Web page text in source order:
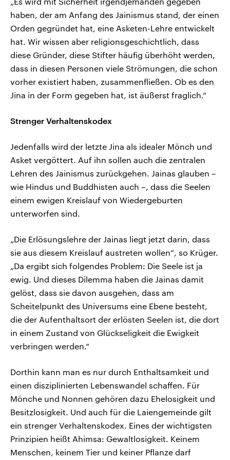
haben, der am Anfang des Jainismus stand, der einen
Orden gegründet hat, eine Asketen-Lehre entwickelt
hat. Wir wissen aber religionsgeschichtlich, dass
diese Gründer, diese Stifter häufig überhöht werden,
dass in diesen Personen viele Strömungen, die schon
vorher existiert haben, zusammenfließen. Ob es den
Jina in der Form gegeben hat, ist äußerst fraglich.“
Strenger Verhaltenskodex
Jedenfalls wird der letzte Jina als idealer Mönch und
Asket vergöttert. Auf ihn sollen auch die zentralen
Lehren des Jainismus zurückgehen. Jainas glauben –
wie Hindus und Buddhisten auch –, dass die Seelen
einem ewigen Kreislauf von Wiedergeburten
unterworfen sind.
„Die Erlösungslehre der Jainas liegt jetzt darin, dass
sie aus diesem Kreislauf austreten wollen“, so Krüger.
„Da ergibt sich folgendes Problem: Die Seele ist ja
ewig. Und dieses Dilemma haben die Jainas damit
gelöst, dass sie davon ausgehen, dass am
Scheitelpunkt des Universums eine Ebene besteht,
die der Aufenthaltsort der erlösten Seelen ist, die dort
in einem Zustand von Glückseligkeit die Ewigkeit
verbringen werden.“
Dorthin kann man es nur durch Enthaltsamkeit und
einen disziplinierten Lebenswandel schaffen. Für
Mönche und Nonnen gehören dazu Ehelosigkeit und
Besitzlosigkeit. Und auch für die Laiengemeinde gilt
ein strenger Verhaltenskodex. Eines der wichtigsten
Prinzipien heißt Ahimsa: Gewaltlosigkeit. Keinem
Menschen, keinem Tier und keiner Pflanze darf